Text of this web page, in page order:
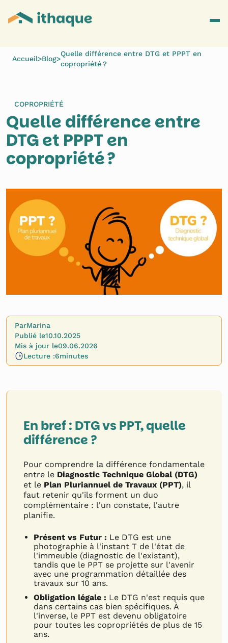
Accueil>Blog>
Quelle différence entre DTG et PPPT en
copropriété ?
COPROPRIÉTÉ
Quelle différence entre
DTG et PPPT en
copropriété ?
ParMarina
Publié le10.10.2025
Mis à jour le09.06.2026
Lecture :6minutes
En bref : DTG vs PPT, quelle
différence ?
Pour comprendre la différence fondamentale
entre le Diagnostic Technique Global (DTG)
et le Plan Pluriannuel de Travaux (PPT), il
faut retenir qu'ils forment un duo
complémentaire : l'un constate, l'autre
planifie.
Présent vs Futur : Le DTG est une
photographie à l'instant T de l'état de
l'immeuble (diagnostic de l'existant),
tandis que le PPT se projette sur l'avenir
avec une programmation détaillée des
travaux sur 10 ans.
Obligation légale : Le DTG n'est requis que
dans certains cas bien spécifiques. À
l'inverse, le PPT est devenu obligatoire
pour toutes les copropriétés de plus de 15
ans.